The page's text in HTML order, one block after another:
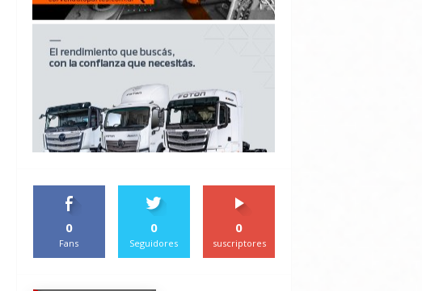
0
Fans
0
Seguidores
0
suscriptores